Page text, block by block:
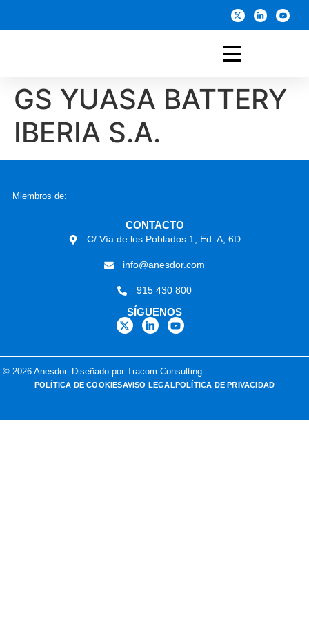
GS YUASA BATTERY
IBERIA S.A.
Miembros de:
CONTACTO
C/ Vía de los Poblados 1, Ed. A, 6D
info@anesdor.com
915 430 800
SÍGUENOS
© 2026 Anesdor. Diseñado por Tracom Consulting
POLÍTICA DE COOKIESAVISO LEGALPOLÍTICA DE PRIVACIDAD